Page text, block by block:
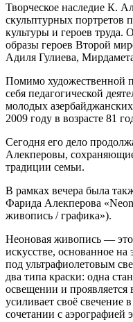
Творческое наследие К.
скульптурных портретов
культуры и героев труда.
образы героев Второй
Адиля Гулиева,
Помимо художественной
себя педагогической
молодых
2009 году в возрасте 81
Сегодня его дело
Алекперовы,
традиции семьи.
В рамках вечера была
Фарида Алекперова
живопись / графика»).
Неоновая живопись — это
искусстве, основанное
под ультрафиолетовым
два типа краски: одна
освещении и проявляется
усиливает своё свечение
сочетании с аэрографией